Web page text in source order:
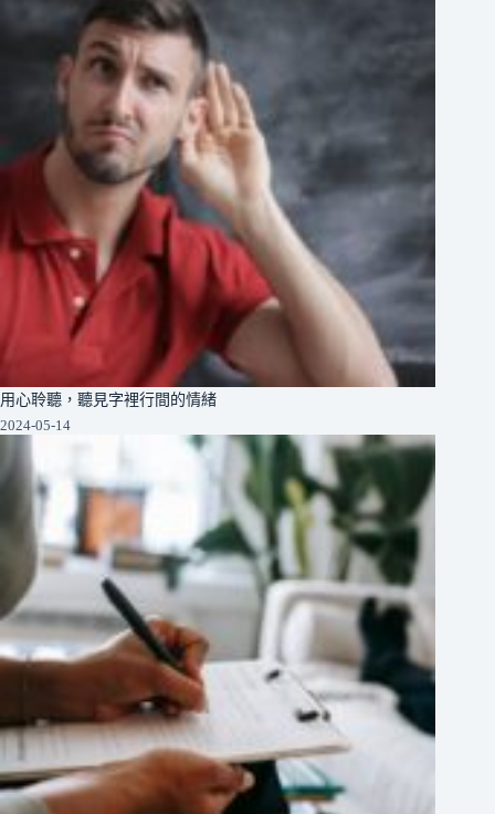
用心聆聽，聽見字裡行間的情緒
2024-05-14